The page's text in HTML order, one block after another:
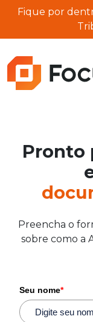
Fique por
Pronto
Preencha o
sobre como a
Seu nome*